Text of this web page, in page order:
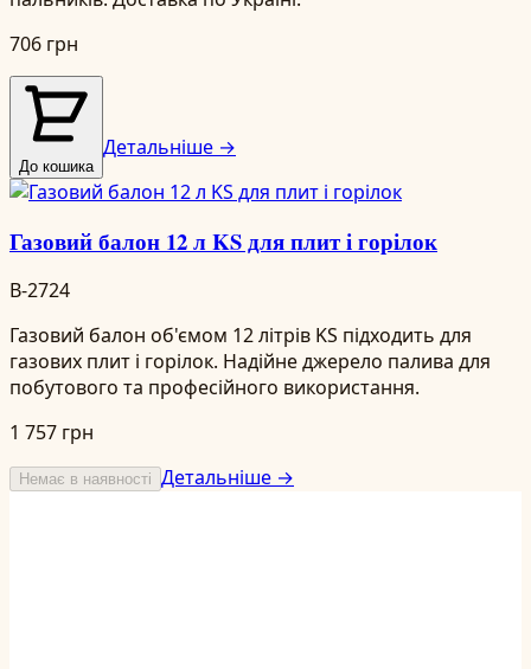
706 грн
До кошика
Детальніше →
Газовий балон 12 л KS для плит і горілок
B-2724
Газовий балон об'ємом 12 літрів KS підходить для
газових плит і горілок. Надійне джерело палива для
побутового та професійного використання.
1 757 грн
Немає в наявності Детальніше →